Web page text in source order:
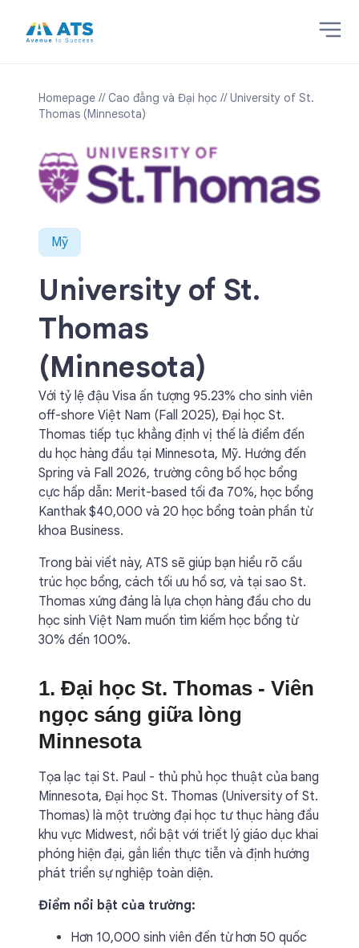
Homepage // Cao đẳng và Đại học // University of St.
Thomas (Minnesota)
Mỹ
University of St.
Thomas
(Minnesota)
Với tỷ lệ đậu Visa ấn tượng 95.23% cho sinh viên
off-shore Việt Nam (Fall 2025), Đại học St.
Thomas tiếp tục khẳng định vị thế là điểm đến
du học hàng đầu tại Minnesota, Mỹ. Hướng đến
Spring và Fall 2026, trường công bố học bổng
cực hấp dẫn: Merit-based tối đa 70%, học bổng
Kanthak $40,000 và 20 học bổng toàn phần từ
khoa Business.
Trong bài viết này, ATS sẽ giúp bạn hiểu rõ cấu
trúc học bổng, cách tối ưu hồ sơ, và tại sao St.
Thomas xứng đáng là lựa chọn hàng đầu cho du
học sinh Việt Nam muốn tìm kiếm học bổng từ
30% đến 100%.
1. Đại học St. Thomas - Viên
ngọc sáng giữa lòng
Minnesota
Tọa lạc tại St. Paul - thủ phủ học thuật của bang
Minnesota, Đại học St. Thomas (University of St.
Thomas) là một trường đại học tư thục hàng đầu
khu vực Midwest, nổi bật với triết lý giáo dục khai
phóng hiện đại, gắn liền thực tiễn và định hướng
phát triển sự nghiệp toàn diện.
Điểm nổi bật của trường:
Hơn 10,000 sinh viên đến từ hơn 50 quốc